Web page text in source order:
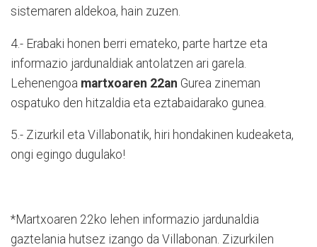
sistemaren aldekoa, hain zuzen.
4.- Erabaki honen berri emateko, parte hartze eta
informazio jardunaldiak antolatzen ari garela.
Lehenengoa martxoaren 22an Gurea zineman
ospatuko den hitzaldia eta eztabaidarako gunea.
5.- Zizurkil eta Villabonatik, hiri hondakinen kudeaketa,
ongi egingo dugulako!
*Martxoaren 22ko lehen informazio jardunaldia
gaztelania hutsez izango da Villabonan. Zizurkilen